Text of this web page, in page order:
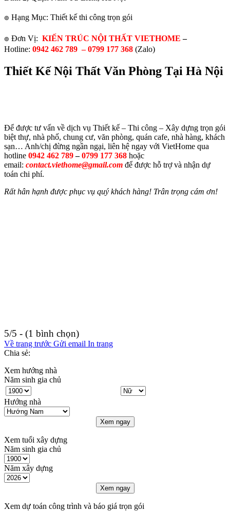
๏ Hạng Mục: Thiết kế thi công trọn gói
๏ Đơn Vị: KIẾN TRÚC NỘI THẤT VIETHOME –
Hotline: 0942 462 789 –0799 177 368 (Zalo)
Thiết Kế Nội Thất Văn Phòng Tại Hà Nội
Để được tư vấn về dịch vụ Thiết kế – Thi công – Xây dựng trọn gói
biệt thự, nhà phố, chung cư, văn phòng, quán cafe, nhà hàng, khách
sạn… Anh/chị đừng ngần ngại, liên hệ ngay với VietHome qua
hotline 0942 462 789–0799 177 368 hoặc
email: contact.viethome@gmail.com để được hỗ trợ và nhận dự
toán chi phí.
Rất hân hạnh được phục vụ quý khách hàng! Trân trọng cám ơn!
5/5 - (1 bình chọn)
Về trang trước Gửi email In trang
Chia sẻ:
Xem hướng nhà
Năm sinh gia chủ
Hướng nhà
Xem ngay
Xem tuổi xây dựng
Năm sinh gia chủ
Năm xây dựng
Xem ngay
Xem dự toán công trình và báo giá trọn gói